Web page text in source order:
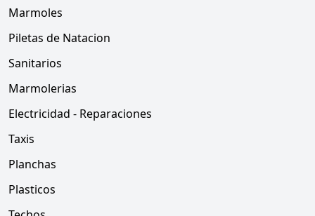
Marmoles
Piletas de Natacion
Sanitarios
Marmolerias
Electricidad - Reparaciones
Taxis
Planchas
Plasticos